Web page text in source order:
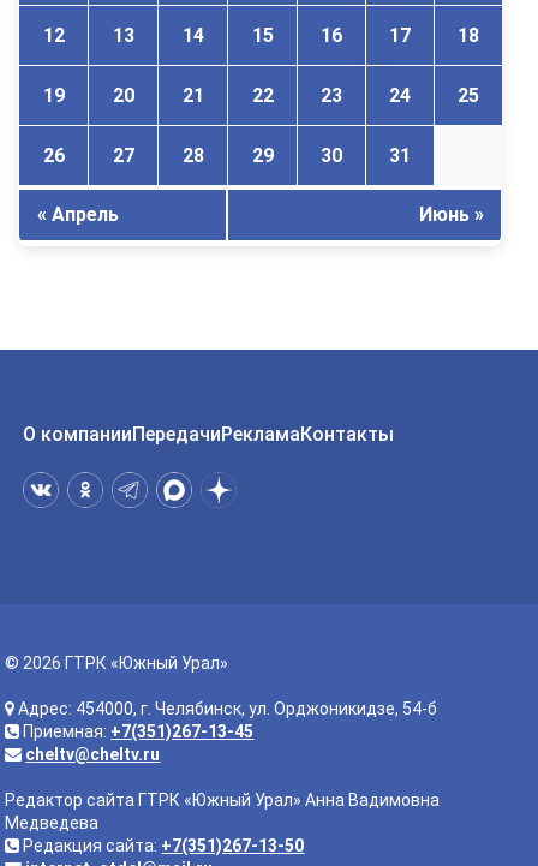
12 13 14 15 16 17 18
19 20 21 22 23 24 25
26 27 28 29 30 31
« Апрель Июнь »
О компанииПередачиРекламаКонтакты
© 2026 ГТРК «Южный Урал»
Адрес: 454000, г. Челябинск, ул. Орджоникидзе, 54-б
Приемная: +7(351)267-13-45
cheltv@cheltv.ru
Редактор сайта ГТРК «Южный Урал» Анна Вадимовна
Медведева
Редакция сайта: +7(351)267-13-50